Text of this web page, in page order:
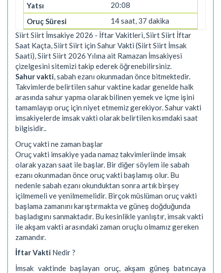
20:08
14 saat, 37 dakika
Siirt Siirt İmsakiye 2026 - İftar Vakitleri, Siirt Siirt İftar
Saat Kaçta, Siirt Siirt için Sahur Vakti (Siirt Siirt İmsak
Saati), Siirt Siirt 2026 Yılına ait Ramazan İmsakiyesi
çizelgesini sitemizi takip ederek öğrenebilirsiniz.
Sahur vakti, sabah ezanı okunmadan önce bitmektedir.
Takvimlerde belirtilen sahur vaktine kadar genelde halk
arasında sahur yapma olarak bilinen yemek ve içme işini
tamamlayıp oruç için niyet etmemiz gerekiyor. Sahur vakti
imsakiyelerde imsak vakti olarak belirtilen kısımdaki saat
bilgisidir..
Oruç vakti ne zaman başlar
Oruç vakti imsakiye yada namaz takvimleriinde imsak
olarak yazan saat ile başlar. Bir diğer söylem ile sabah
ezanı okunmadan önce oruç vakti başlamış olur. Bu
nedenle sabah ezanı okunduktan sonra artık birşey
içilmemeli ve yenilmemelidir. Birçok müslüman oruç vakti
başlama zamanını karıştırmakta ve güneş doğduğunda
başladıgını sanmaktadır. Bu kesinlikle yanlıştır, imsak vakti
ile akşam vakti arasındaki zaman oruçlu olmamız gereken
zamandır.
İftar Vakti Nedir ?
İmsak vaktinde başlayan oruç, akşam güneş batıncaya